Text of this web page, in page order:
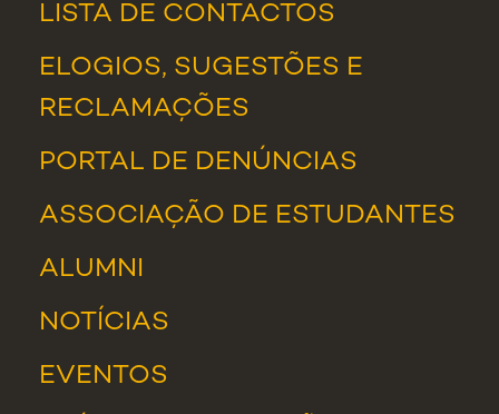
LISTA DE CONTACTOS
ELOGIOS, SUGESTÕES E
RECLAMAÇÕES
PORTAL DE DENÚNCIAS
ASSOCIAÇÃO DE ESTUDANTES
ALUMNI
NOTÍCIAS
EVENTOS